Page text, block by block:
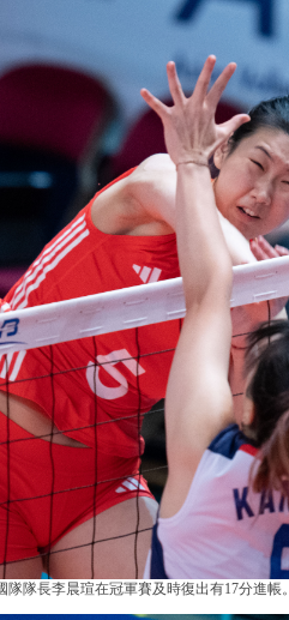
隊隊長李晨瑄在冠軍賽及時復出有17分進帳。